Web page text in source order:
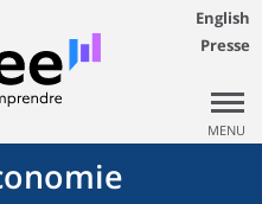
English
Presse
MENU